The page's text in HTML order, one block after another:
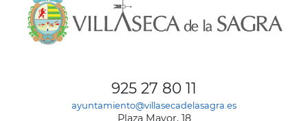
925 27 80 11
ayuntamiento@villasecadelasagra.es